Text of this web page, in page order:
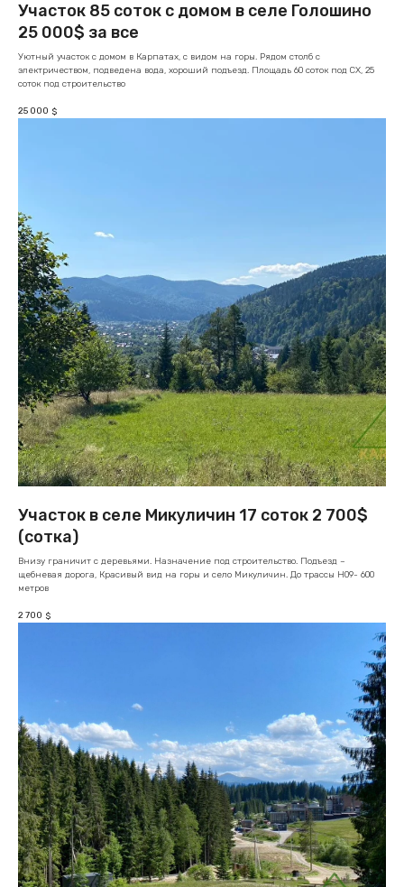
Участок 85 соток с домом в селе Голошино
25 000$ за все
Уютный участок с домом в Карпатах, с видом на горы. Рядом столб с
электричеством, подведена вода, хороший подъезд. Площадь 60 соток под СХ, 25
соток под строительство
25 000 $
Участок в селе Микуличин 17 соток 2 700$
(сотка)
Внизу граничит с деревьями. Назначение под строительство. Подъезд –
щебневая дорога, Красивый вид на горы и село Микуличин. До трассы Н09- 600
метров
2 700 $